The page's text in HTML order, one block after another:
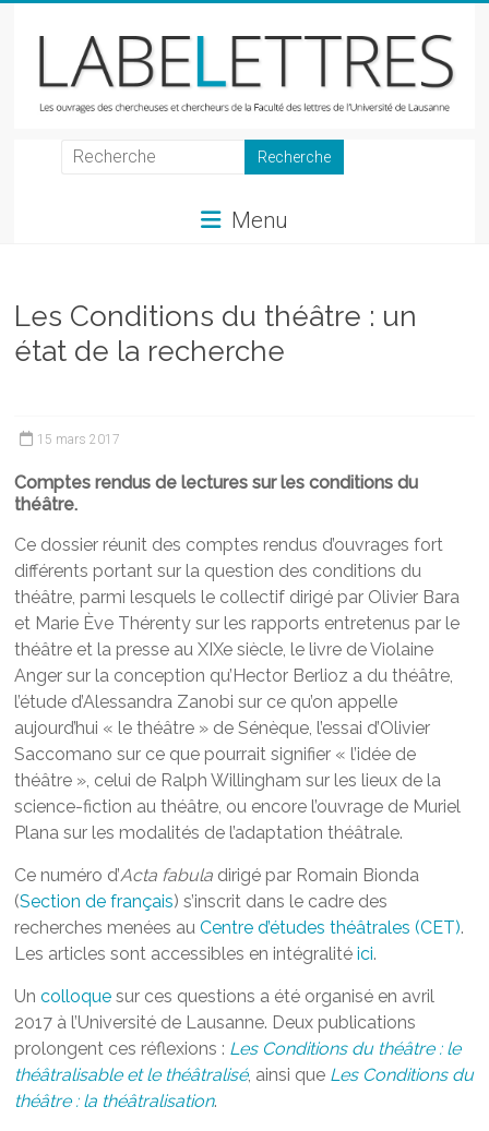
LabeLettres
et
chercheurs
de
des
Menu
Les Conditions du théâtre : un
état de la recherche
15 mars 2017
Comptes rendus de lectures sur les conditions du
théâtre.
Ce dossier réunit des comptes rendus d’ouvrages fort
différents portant sur la question des conditions du
théâtre, parmi lesquels le collectif dirigé par Olivier Bara
et Marie Ève Thérenty sur les rapports entretenus par le
théâtre et la presse au XIXe siècle, le livre de Violaine
Anger sur la conception qu’Hector Berlioz a du théâtre,
l’étude d’Alessandra Zanobi sur ce qu’on appelle
aujourd’hui « le théâtre » de Sénèque, l’essai d’Olivier
Saccomano sur ce que pourrait signifier « l’idée de
théâtre », celui de Ralph Willingham sur les lieux de la
science-fiction au théâtre, ou encore l’ouvrage de Muriel
Plana sur les modalités de l’adaptation théâtrale.
Ce numéro d’Acta fabula dirigé par Romain Bionda
(Section de français) s’inscrit dans le cadre des
recherches menées auCentre d’études théâtrales (CET).
Les articles sont accessibles en intégralitéici.
Uncolloque sur ces questions a été organisé en avril
2017 à l’Université de Lausanne. Deux publications
prolongent ces réflexions : Les Conditions du théâtre : le
théâtralisable et le théâtralisé, ainsi que Les Conditions du
théâtre : la théâtralisation.